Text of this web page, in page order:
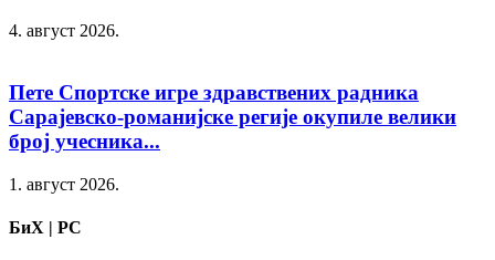
4. август 2026.
Пете Спортске игре здравствених радника
Сарајевско-романијске регије окупиле велики
број учесника...
1. август 2026.
БиХ | РС